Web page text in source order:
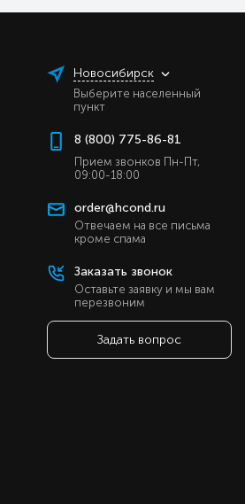
Новосибирск
Выберите населенный
пункт
8 (800) 775-86-81
Прием звонков Пн-Пт,
09:00-18:00
order@hcond.ru
Отвечаем на все письма
кроме спама
Заказать звонок
Оставьте заявку и мы вам
перезвоним
Задать вопрос